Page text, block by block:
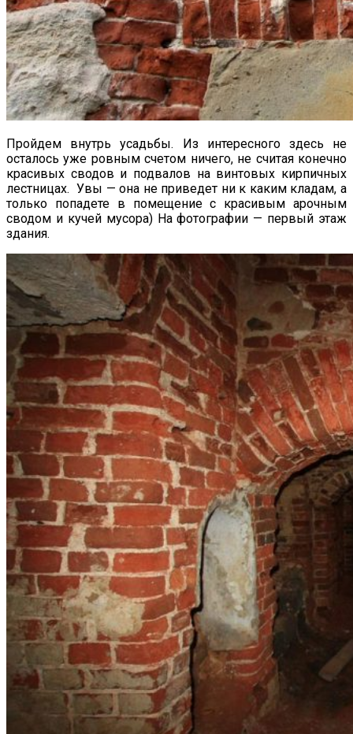
Пройдем внутрь усадьбы. Из интересного здесь не
осталось уже ровным счетом ничего, не считая конечно
красивых сводов и подвалов на винтовых кирпичных
лестницах. Увы — она не приведет ни к каким кладам, а
только попадете в помещение с красивым арочным
сводом и кучей мусора) На фотографии — первый этаж
здания.